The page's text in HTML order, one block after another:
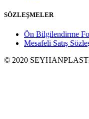
SÖZLEŞMELER
Ön Bilgilendirme
Mesafeli Satış
© 2020